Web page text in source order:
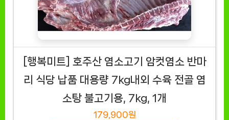
[행복미트] 호주산 염소고기 암컷염소 반마
리 식당 납품 대용량 7kg내외 수육 전골 염
소탕 불고기용, 7kg, 1개
179,900원